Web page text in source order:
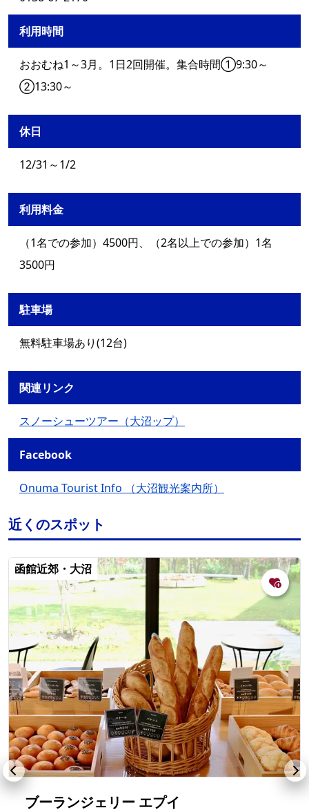
利用時間
おおむね1～3月。1日2回開催。集合時間①9:30～
②13:30～
休日
12/31～1/2
利用料金
（1名での参加）4500円、（2名以上での参加）1名
3500円
駐車場
無料駐車場あり(12台)
関連リンク
スノーシューツアー（大沼ップ）
Facebook
Onuma Tourist Info （大沼観光案内所）
近くのスポット
函館近郊・大沼
ブーランジェリー エプイ